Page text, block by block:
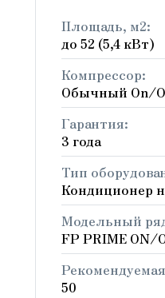
Площадь, м2:
до 52 (5,4 кВт)
Компрессор:
Обычный On/
Гарантия:
3 года
Тип
Кондиционер
Модельный
FP PRIME ON/
50